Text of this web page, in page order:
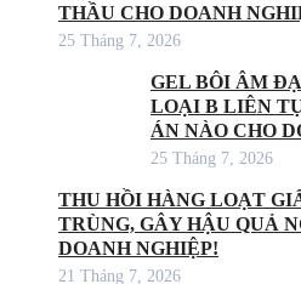
THẦU CHO DOANH
25 Tháng 7, 2026
GEL BÔI ÂM
LOẠI B LIÊN
ÁN NÀO CHO
25 Tháng 7, 2026
THU HỒI HÀNG LOẠT
TRÙNG, GÂY HẬU QUẢ
DOANH NGHIỆP!
21 Tháng 7, 2026